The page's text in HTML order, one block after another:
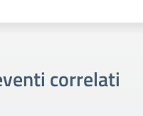
correlati